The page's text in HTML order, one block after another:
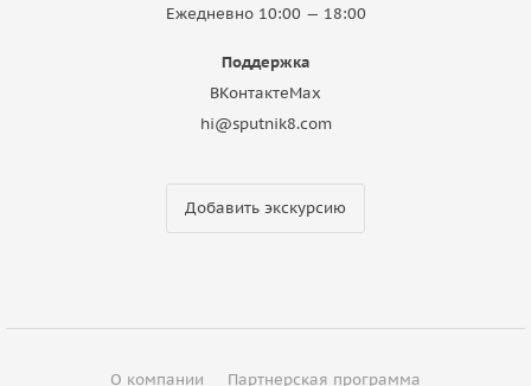
Ежедневно 10:00 — 18:00
Поддержка
ВКонтактеMax
hi@sputnik8.com
Добавить экскурсию
О компании Партнерская программа